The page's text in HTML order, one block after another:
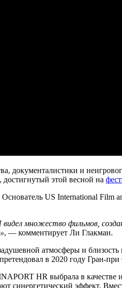
документалистики и
этой весной на
US International Film
множество фильмов,
, — комментирует Ли Глакман.
атмосферы и
в 2020 году Гран-при
HR выбрала в качестве
синергетический эффект.